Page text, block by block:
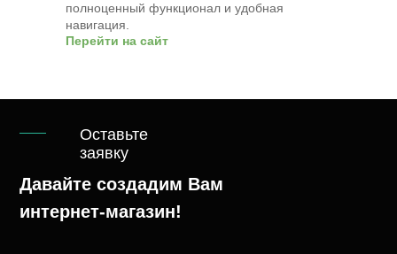
полноценный функционал и удобная
навигация.
Перейти на сайт
Оставьте
заявку
Давайте создадим Вам
интернет-магазин!